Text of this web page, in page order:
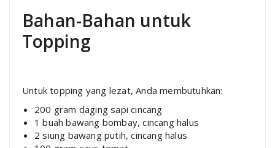
Bahan-Bahan untuk
Topping
Untuk topping yang lezat, Anda membutuhkan:
200 gram daging sapi cincang
1 buah bawang bombay, cincang halus
2 siung bawang putih, cincang halus